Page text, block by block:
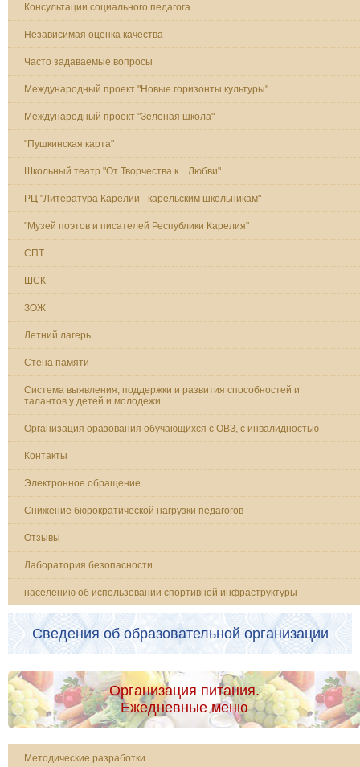
Консультации социального педагога
Независимая оценка качества
Часто задаваемые вопросы
Международный проект "Новые горизонты культуры"
Международный проект "Зеленая школа"
"Пушкинская карта"
Школьный театр "От Творчества к... Любви"
РЦ "Литература Карелии - карельским школьникам"
"Музей поэтов и писателей Республики Карелия"
СПТ
ШСК
ЗОЖ
Летний лагерь
Стена памяти
Система выявления, поддержки и развития способностей и
талантов у детей и молодежи
Организация оразования обучающихся с ОВЗ, с инвалидностью
Контакты
Электронное обращение
Снижение бюрократической нагрузки педагогов
Отзывы
Лаборатория безопасности
населению об использовании спортивной инфраструктуры
Сведения об образовательной организации
Организация питания.
Ежедневные меню
Методические разработки